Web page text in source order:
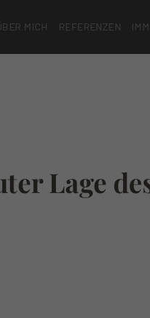
MICH REFERENZEN
Lage